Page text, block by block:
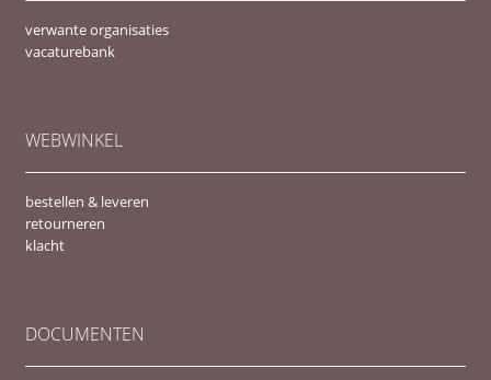
verwante organisaties
vacaturebank
WEBWINKEL
bestellen & leveren
retourneren
klacht
DOCUMENTEN